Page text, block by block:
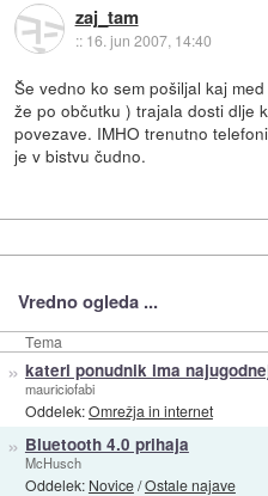
zaj_tam
:: 16. jun 2007, 14:40
Še vedno ko sem pošiljal kaj
že po občutku ) trajala dosti dlje
povezave. IMHO trenutno
je v bistvu čudno.
Vredno ogleda ...
Tema
» kateri ponudnik ima
mauriciofabi
Oddelek:Omrežja in internet
» Bluetooth 4.0 prihaja
McHusch
Oddelek: Novice/Ostale najave